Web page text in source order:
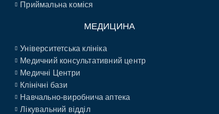
Приймальна коміся
МЕДИЦИНА
Університетська клініка
Медичний консультативний центр
Медичні Центри
Клінічні бази
Навчально-виробнича аптека
Лікувальний відділ